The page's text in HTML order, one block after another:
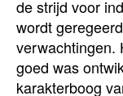
de strijd voor
wordt
verwachtingen.
goed was
karakterboog